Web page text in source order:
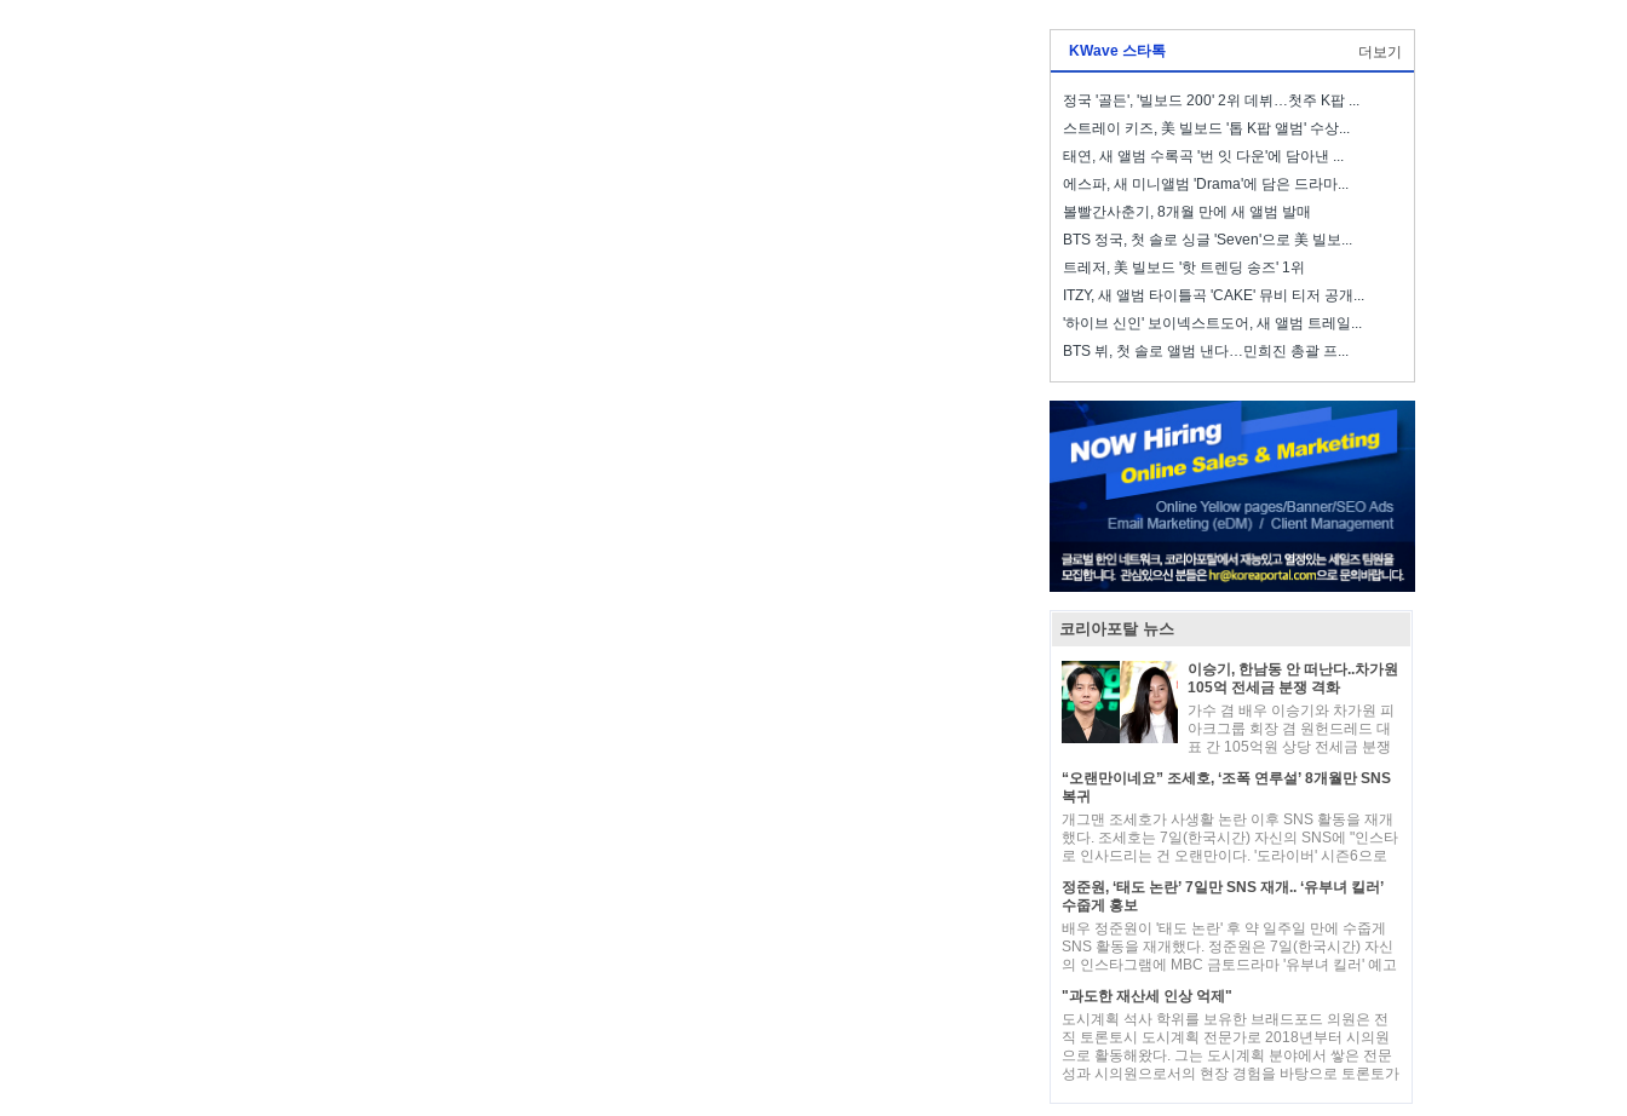
KWave 스타톡 더보기
정국 '골든', '빌보드 200' 2위 데뷔…첫주 K팝 ...
스트레이 키즈, 美 빌보드 '톱 K팝 앨범' 수상...
태연, 새 앨범 수록곡 '번 잇 다운'에 담아낸 ...
에스파, 새 미니앨범 'Drama'에 담은 드라마...
볼빨간사춘기, 8개월 만에 새 앨범 발매
BTS 정국, 첫 솔로 싱글 'Seven'으로 美 빌보...
트레저, 美 빌보드 '핫 트렌딩 송즈' 1위
ITZY, 새 앨범 타이틀곡 'CAKE' 뮤비 티저 공개...
'하이브 신인' 보이넥스트도어, 새 앨범 트레일...
BTS 뷔, 첫 솔로 앨범 낸다…민희진 총괄 프...